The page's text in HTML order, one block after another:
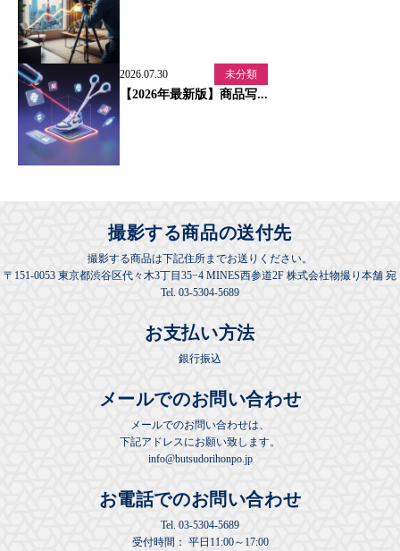
2026.07.30 未分類
【2026年最新版】商品写...
撮影する商品の送付先
撮影する商品は下記住所までお送りください。
〒151-0053 東京都渋谷区代々木3丁目35−4 MINES西参道2F 株式会社物撮り本舗 宛
Tel. 03-5304-5689
お支払い方法
銀行振込
メールでのお問い合わせ
メールでのお問い合わせは、
下記アドレスにお願い致します。
info@butsudorihonpo.jp
お電話でのお問い合わせ
Tel. 03-5304-5689
受付時間： 平日11:00～17:00